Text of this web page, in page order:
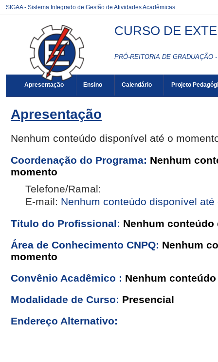
SIGAA - Sistema Integrado de Gestão de Atividades Acadêmicas
CURSO DE
PRÓ-REITORIA DE GRADUAÇÃO
Apresentação Ensino Calendário Projeto
Apresentação
Nenhum conteúdo disponível até o
Coordenação do Programa: Nenhum
momento
Telefone/Ramal:
E-mail: Nenhum conteúdo disponível até
Título do Profissional: Nenhum
Área de Conhecimento CNPQ: Nenhum
momento
Convênio Acadêmico : Nenhum
Modalidade de Curso: Presencial
Endereço Alternativo: